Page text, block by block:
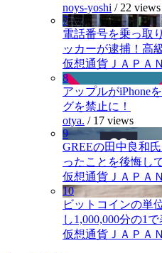
noys-yoshi / 22 views
7
電話番号を乗っ取
ッカーが逮捕！高
仮想通貨ＪＡＰＡ
8
アップルがiPhone
グを禁止に！
otya. / 17 views
9
GREEの田中良和
ったことを後悔し
仮想通貨ＪＡＰＡ
10
ビットコインの単
し1,000,000分の1で
仮想通貨ＪＡＰＡ